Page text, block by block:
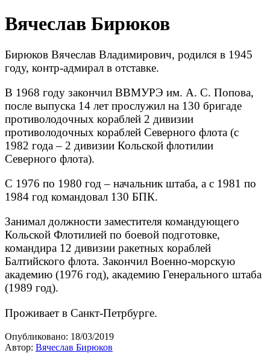
Вячеслав Бирюков
Бирюков Вячеслав Владимирович, родился в 1945
году, контр-адмирал в отставке.
В 1968 году закончил ВВМУРЭ им. А. С. Попова,
после выпуска 14 лет прослужил на 130 бригаде
противолодочных кораблей 2 дивизии
противолодочных кораблей Северного флота (с
1982 года – 2 дивизии Кольской флотилии
Северного флота).
С 1976 по 1980 год – начальник штаба, а с 1981 по
1984 год командовал 130 БПК.
Занимал должности заместителя командующего
Кольской Флотилией по боевой подготовке,
командира 12 дивизии ракетных кораблей
Балтийского флота. Закончил Военно-морскую
академию (1976 год), академию Генерального штаба
(1989 год).
Проживает в Санкт-Петрбурге.
Опубликовано: 18/03/2019
Автор: Вячеслав Бирюков